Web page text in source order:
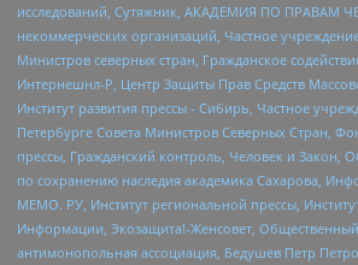
исследований, Сутяжник, АКАДЕМИЯ ПО ПРАВАМ
некоммерческих организаций, Частное
Министров северных стран, Гражданское
Интернешнл-Р, Центр Защиты Прав Средств
Институт развития прессы - Сибирь, Частное
Петербурге Совета Министров Северных Стран,
прессы, Гражданский контроль, Человек и Закон,
по сохранению наследия академика Сахарова,
МЕМО. РУ, Институт региональной прессы,
Информации, Экозащита!-Женсовет, Общественный
антимонопольная ассоциация, Бедушев Петр